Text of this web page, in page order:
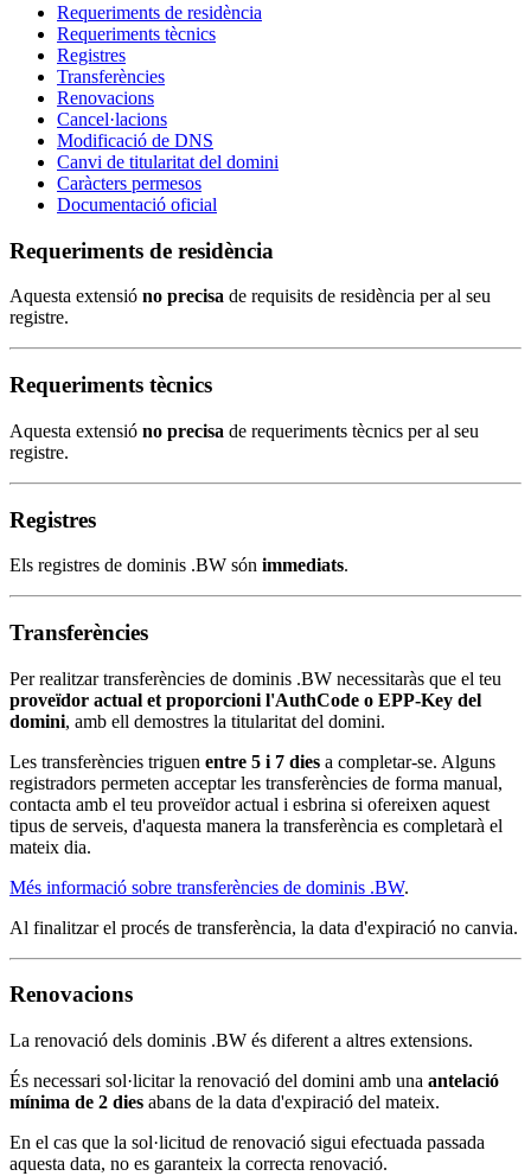
Requeriments de residència
Requeriments tècnics
Registres
Transferències
Renovacions
Cancel·lacions
Modificació de DNS
Canvi de titularitat del domini
Caràcters permesos
Documentació oficial
Requeriments de residència
Aquesta extensió no precisa de requisits de residència per al seu
registre.
Requeriments tècnics
Aquesta extensió no precisa de requeriments tècnics per al seu
registre.
Registres
Els registres de dominis .BW són immediats.
Transferències
Per realitzar transferències de dominis .BW necessitaràs que el teu
proveïdor actual et proporcioni l'AuthCode o EPP-Key del
domini, amb ell demostres la titularitat del domini.
Les transferències triguen entre 5 i 7 dies a completar-se. Alguns
registradors permeten acceptar les transferències de forma manual,
contacta amb el teu proveïdor actual i esbrina si ofereixen aquest
tipus de serveis, d'aquesta manera la transferència es completarà el
mateix dia.
Més informació sobre transferències de dominis .BW.
Al finalitzar el procés de transferència, la data d'expiració no canvia.
Renovacions
La renovació dels dominis .BW és diferent a altres extensions.
És necessari sol·licitar la renovació del domini amb una antelació
mínima de 2 dies abans de la data d'expiració del mateix.
En el cas que la sol·licitud de renovació sigui efectuada passada
aquesta data, no es garanteix la correcta renovació.